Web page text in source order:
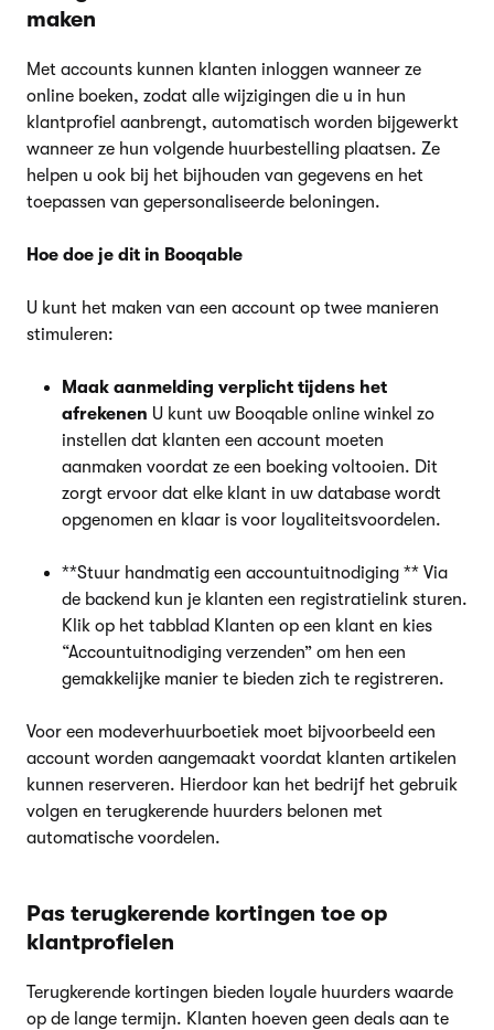
maken
Met accounts kunnen klanten inloggen wanneer ze
online boeken, zodat alle wijzigingen die u in hun
klantprofiel aanbrengt, automatisch worden bijgewerkt
wanneer ze hun volgende huurbestelling plaatsen. Ze
helpen u ook bij het bijhouden van gegevens en het
toepassen van gepersonaliseerde beloningen.
Hoe doe je dit in Booqable
U kunt het maken van een account op twee manieren
stimuleren:
Maak aanmelding verplicht tijdens het
afrekenen U kunt uw Booqable online winkel zo
instellen dat klanten een account moeten
aanmaken voordat ze een boeking voltooien. Dit
zorgt ervoor dat elke klant in uw database wordt
opgenomen en klaar is voor loyaliteitsvoordelen.
**Stuur handmatig een accountuitnodiging ** Via
de backend kun je klanten een registratielink sturen.
Klik op het tabblad Klanten op een klant en kies
“Accountuitnodiging verzenden” om hen een
gemakkelijke manier te bieden zich te registreren.
Voor een modeverhuurboetiek moet bijvoorbeeld een
account worden aangemaakt voordat klanten artikelen
kunnen reserveren. Hierdoor kan het bedrijf het gebruik
volgen en terugkerende huurders belonen met
automatische voordelen.
Pas terugkerende kortingen toe op
klantprofielen
Terugkerende kortingen bieden loyale huurders waarde
op de lange termijn. Klanten hoeven geen deals aan te